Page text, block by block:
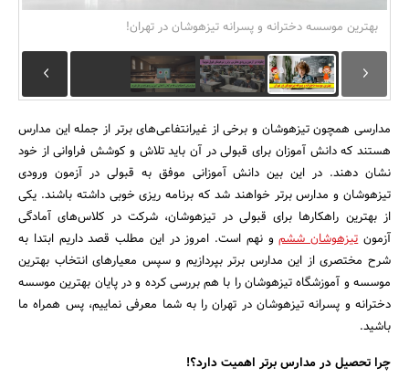
بهترین موسسه دخترانه و پسرانه تیزهوشان در تهران!
مدارسی همچون تیزهوشان و برخی از غیرانتفاعی‌های برتر از جمله این مدارس
هستند که دانش آموزان برای قبولی در آن باید تلاش و کوشش فراوانی از خود
نشان دهند. در این بین دانش آموزانی موفق به قبولی در آزمون ورودی
تیزهوشان و مدارس برتر خواهند شد که برنامه ریزی خوبی داشته باشند. یکی
از بهترین راهکارها برای قبولی در تیزهوشان، شرکت در کلاس‌های آمادگی
آزمونتیزهوشان ششمو نهم است. امروز در این مطلب قصد داریم ابتدا به
شرح مختصری از این مدارس برتر بپردازیم و سپس معیارهای انتخاب بهترین
موسسه و آموزشگاه تیزهوشان را با هم بررسی کرده و در پایان بهترین موسسه
دخترانه و پسرانه تیزهوشان در تهران را به شما معرفی نماییم، پس همراه ما
باشید.
چرا تحصیل در مدارس برتر اهمیت دارد؟!